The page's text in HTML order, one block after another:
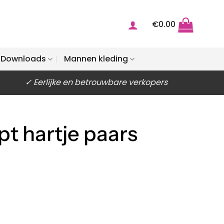
€0.00
Downloads Mannen kleding
✓ Eerlijke en betrouwbare verkopers
hartje paars